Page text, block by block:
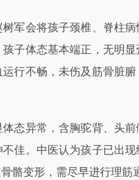
会将孩子颈椎、脊柱病
子体态基本端正，无明
行不畅，未伤及筋骨脏
异常，含胸驼背、头前
佳。中医认为孩子已出
骼变形，需尽早进行理筋